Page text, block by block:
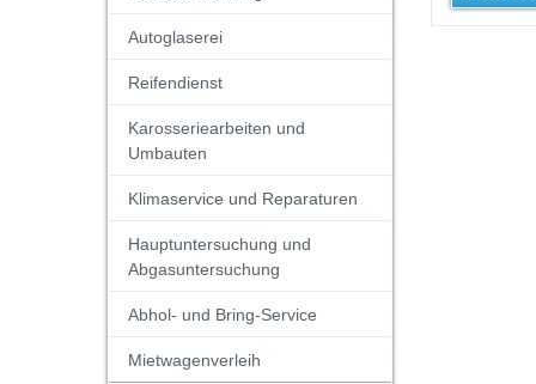
Autoglaserei
Reifendienst
Karosseriearbeiten und
Umbauten
Klimaservice und Reparaturen
Hauptuntersuchung und
Abgasuntersuchung
Abhol- und Bring-Service
Mietwagenverleih